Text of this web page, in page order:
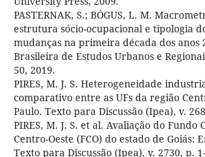
PASTERNAK, S.; BÓGUS, L. M.
estrutura sócio-ocupacional e tipologia
mudanças na primeira década dos anos
Brasileira de Estudos Urbanos e
50, 2019.
PIRES, M. J. S. Heterogeneidade
comparativo entre as UFs da região
Paulo. Texto para Discussão (Ipea), v.
PIRES, M. J. S. et al. Avaliação do Fundo
Centro-Oeste (FCO) do estado de Goiás:
Texto para Discussão (Ipea), v. 2730, p.